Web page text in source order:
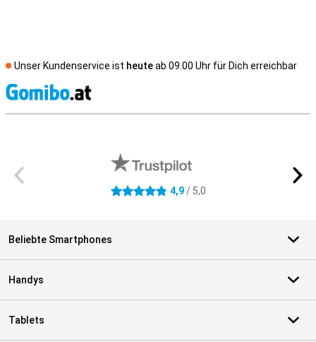
Unser Kundenservice ist heuteab 09.00 Uhr für Dich erreichbar
4.9 Sterne 4,9/ 5,0
Beliebte Smartphones
Handys
Tablets